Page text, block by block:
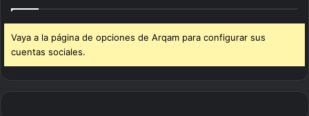
Vaya a la página de opciones de Arqam para configurar sus
cuentas sociales.